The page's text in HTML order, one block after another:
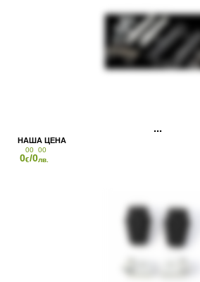
0
00
€/0
00
лв.